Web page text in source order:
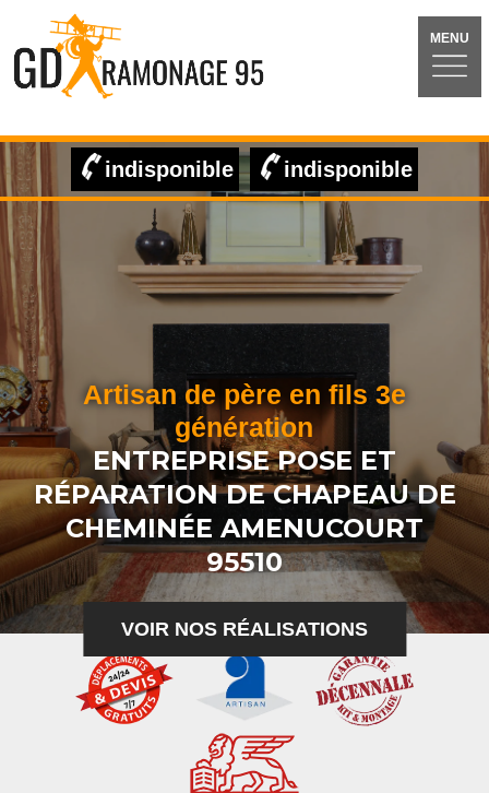
MENU
indisponible indisponible
Artisan de père en fils 3e
génération
ENTREPRISE POSE ET
RÉPARATION DE CHAPEAU DE
CHEMINÉE AMENUCOURT
95510
VOIR NOS RÉALISATIONS